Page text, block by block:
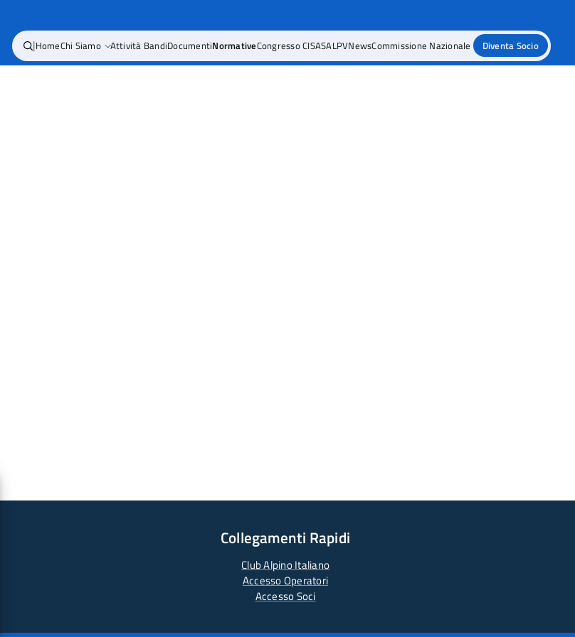
|HomeChi Siamo Attività BandiDocumentiNormativeCongresso CISASALPVNewsCommissione Nazionale Diventa Socio
Collegamenti Rapidi
Club Alpino Italiano
Accesso Operatori
Accesso Soci